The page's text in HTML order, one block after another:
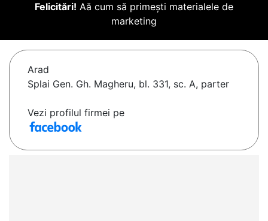
Felicitări! Aă cum să primești materialele de
marketing
Arad
Splai Gen. Gh. Magheru, bl. 331, sc. A, parter
Vezi profilul firmei pe